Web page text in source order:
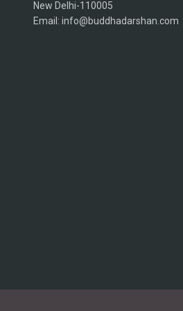
New Delhi-110005
Email: info@buddhadarshan.com